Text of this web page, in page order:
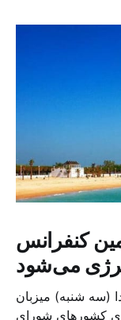
کنفرانس
می‌شود
(سه شنبه) میزبان
کشورهای شورای